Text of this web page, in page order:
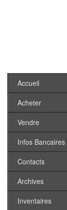
Accueil
Acheter
Vendre
Infos Bancaires
Contacts
Archives
Inventaires